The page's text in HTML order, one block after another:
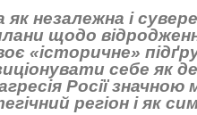
як незалежна і
щодо відродження
«історичне»
себе як
Росії
регіон і як